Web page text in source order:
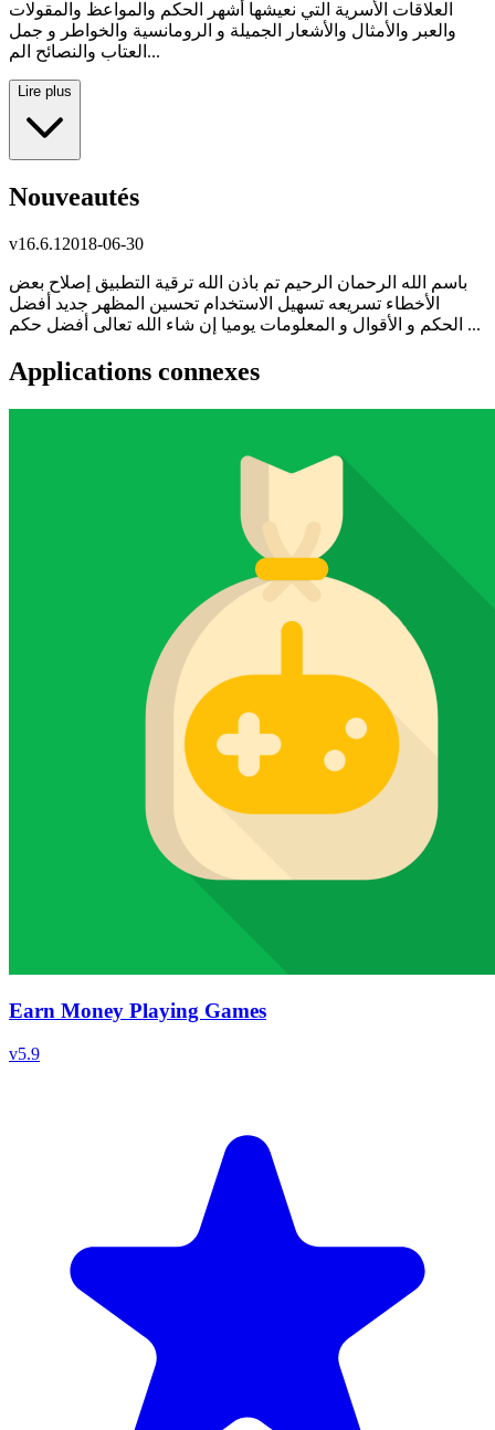
العلاقات الأسرية التي نعيشها أشهر الحكم والمواعظ والمقولات
والعبر والأمثال والأشعار الجميلة و الرومانسية والخواطر و جمل
العتاب والنصائح الم...
Lire plus
Nouveautés
v16.6.1 2018-06-30
باسم الله الرحمان الرحيم تم باذن الله ترقية التطبيق إصلاح بعض
الأخطاء تسريعه تسهيل الاستخدام تحسين المظهر جديد أفضل
الحكم و الأقوال و المعلومات يوميا إن شاء الله تعالى أفضل حكم ...
Applications connexes
Earn Money Playing Games
v5.9